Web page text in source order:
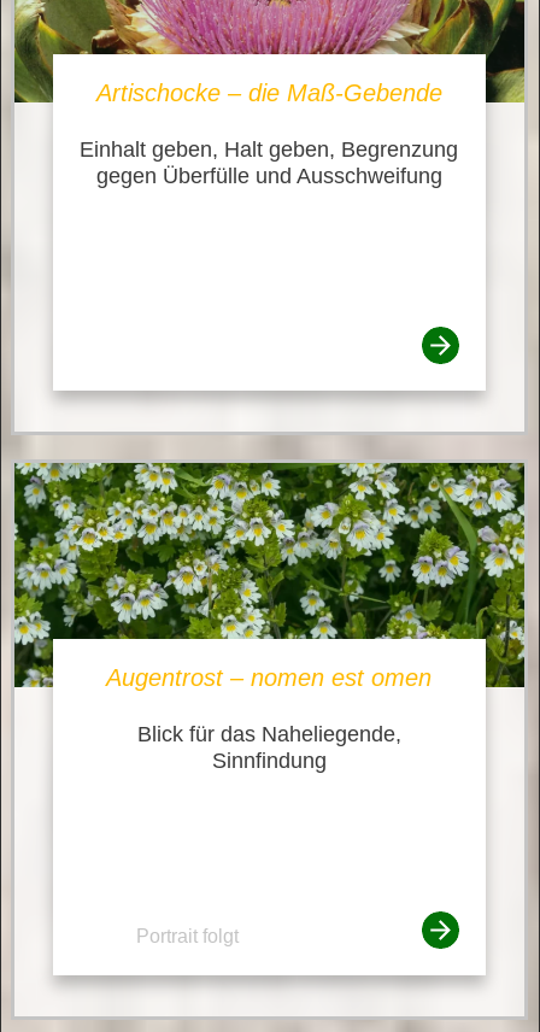
Artischocke – die Maß-Gebende
Einhalt geben, Halt geben, Begrenzung
gegen Überfülle und Ausschweifung
Augentrost – nomen est omen
Blick für das Naheliegende,
Sinnfindung
Portrait folgt